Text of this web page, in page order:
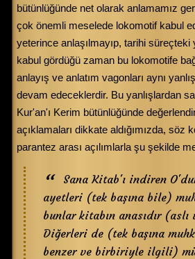
bütünlüğünde net olarak anlamamız
çok önemli meselede lokomotif kabul
yeterince anlaşılmayıp, tarihi süreçteki
kabul gördüğü zaman bu lokomotife
anlayış ve anlatım vagonları aynı
devam edeceklerdir. Bu yanlışlardan
Kur'an'ı Kerim bütünlüğünde
açıklamaları dikkate aldığımızda, söz
parantez arası açılımlarla şu şekilde
Sana Kitab'ı indiren
ayetleri (tek başına bile)
bunlar kitabın anasıdır (aslı
Diğerleri de (tek başına
benzer ve birbiriyle ilgili)